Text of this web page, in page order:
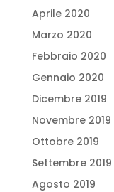
Aprile 2020
Marzo 2020
Febbraio 2020
Gennaio 2020
Dicembre 2019
Novembre 2019
Ottobre 2019
Settembre 2019
Agosto 2019